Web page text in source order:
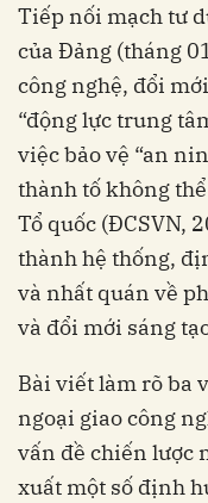
Tiếp nối mạch tư
của Đảng (tháng
công nghệ, đổi
“động lực trung
việc bảo vệ “an
thành tố không
Tổ quốc (ĐCSVN,
thành hệ thống,
và nhất quán về
và đổi mới sáng
Bài viết làm rõ ba
ngoại giao công
vấn đề chiến lược
xuất một số định